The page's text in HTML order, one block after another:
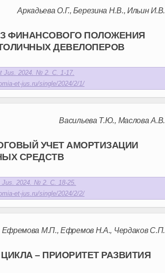
Аркадьева О.Г., Березина Н.В., Ильин И.В.
ФИНАНСОВОГО ПОЛОЖЕНИЯ
ДЕВЕЛОПЕРОВ
Jus. 2024. № 2. С. 1-17.
et-jus.ru/single/2024/2/1/
Васильева Т.Ю., Маслова А.В.
УЧЕТ АМОРТИЗАЦИИ
СРЕДСТВ
Jus. 2024. № 2. С. 18-25.
et-jus.ru/single/2024/2/2/
Ефремова М.П., Ефремов Н.А., Чердаков С.П.
– ПРИОРИТЕТ РАЗВИТИЯ